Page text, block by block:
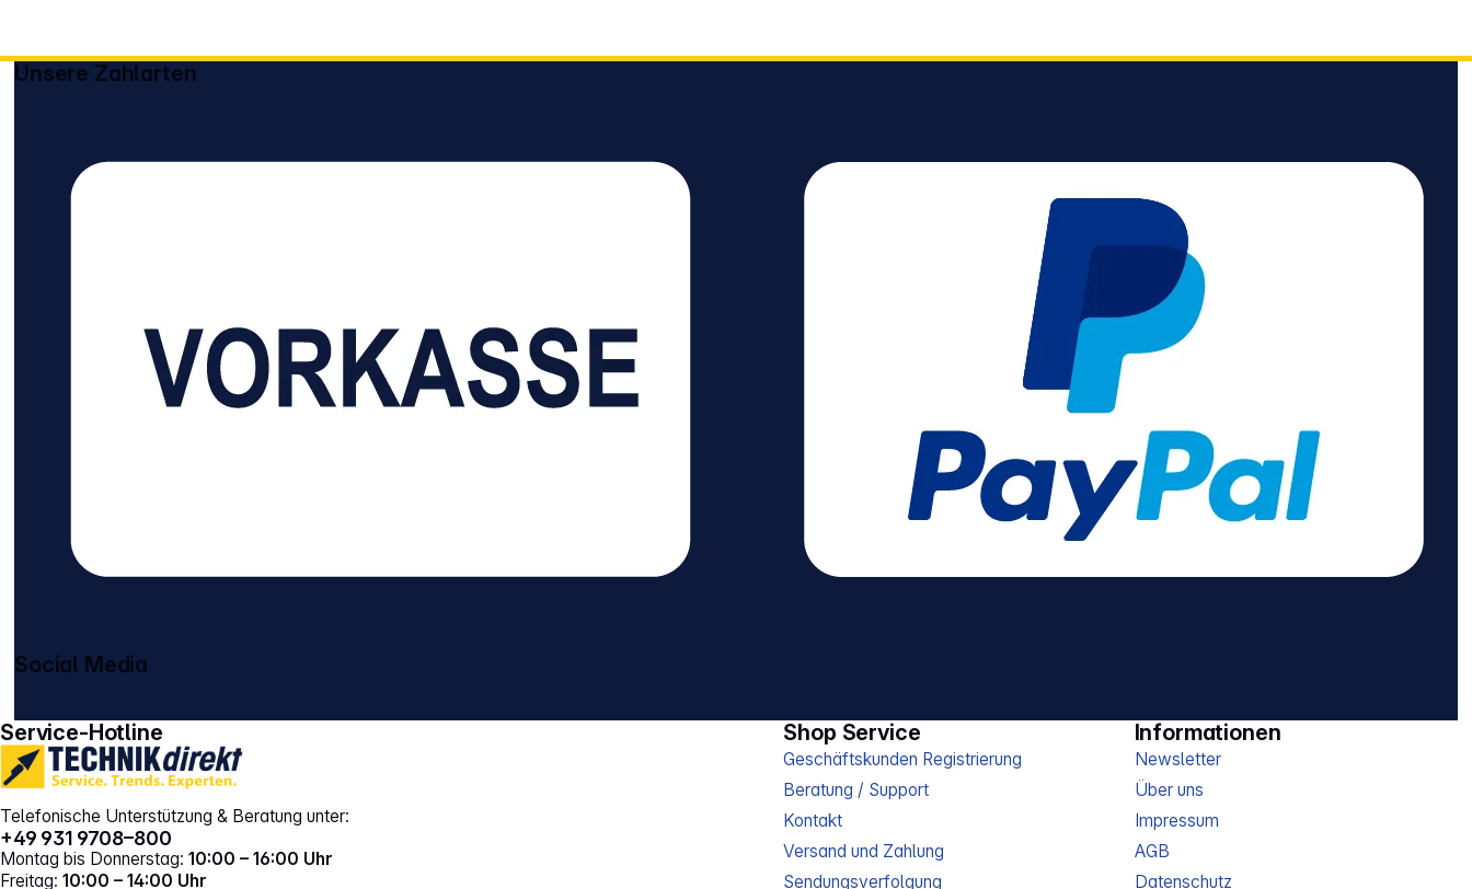
Service-Hotline
Telefonische Unterstützung & Beratung unter:
+49 931 9708–800
Montag bis Donnerstag: 10:00 – 16:00 Uhr
Freitag: 10:00 – 14:00 Uhr
Shop Service
Geschäftskunden Registrierung
Beratung / Support
Kontakt
Versand und Zahlung
Sendungsverfolgung
Informationen
Newsletter
Über uns
Impressum
AGB
Datenschutz
Unsere Zahlarten
Social Media